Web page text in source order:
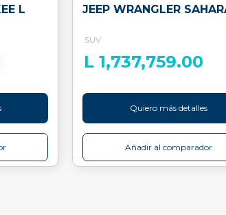
L
JEEP WRANGLER
SUV
L 1,737,759.00
Quiero más detalles
Añadir al comparador